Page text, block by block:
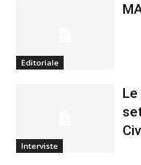
Editoriale
Interviste